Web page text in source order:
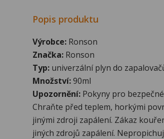
Popis produktu
Výrobce: Ronson
Značka: Ronson
Typ: univerzální plyn do
Množství:90ml
Upozornění: Pokyny pro
Chraňte před teplem, horkými
jinými zdroji zapálení. Zákaz
jiných zdrojů zapálení.